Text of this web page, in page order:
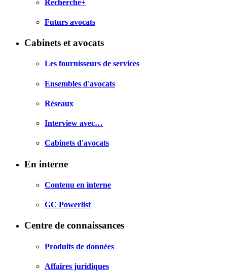
Recherche+
Futurs avocats
Cabinets et avocats
Les fournisseurs de services
Ensembles d'avocats
Réseaux
Interview avec…
Cabinets d'avocats
En interne
Contenu en interne
GC Powerlist
Centre de connaissances
Produits de données
Affaires juridiques